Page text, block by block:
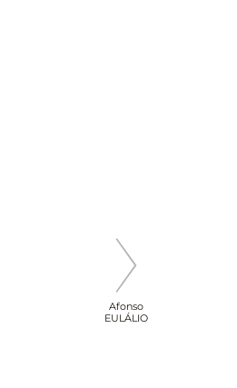
Afonso
EULÁLIO